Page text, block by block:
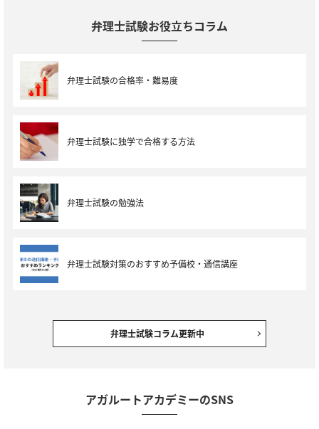
弁理士試験お役立ちコラム
弁理士試験の合格率・難易度
弁理士試験に独学で合格する方法
弁理士試験の勉強法
弁理士試験対策のおすすめ予備校・通信講座
弁理士試験コラム更新中
アガルートアカデミーのSNS